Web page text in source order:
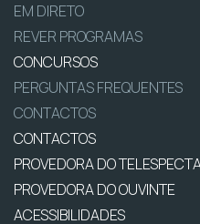
EM DIRETO
REVER PROGRAMAS
CONCURSOS
PERGUNTAS FREQUENTES
CONTACTOS
CONTACTOS
PROVEDORA DO
PROVEDORA DO OUVINTE
ACESSIBILIDADES